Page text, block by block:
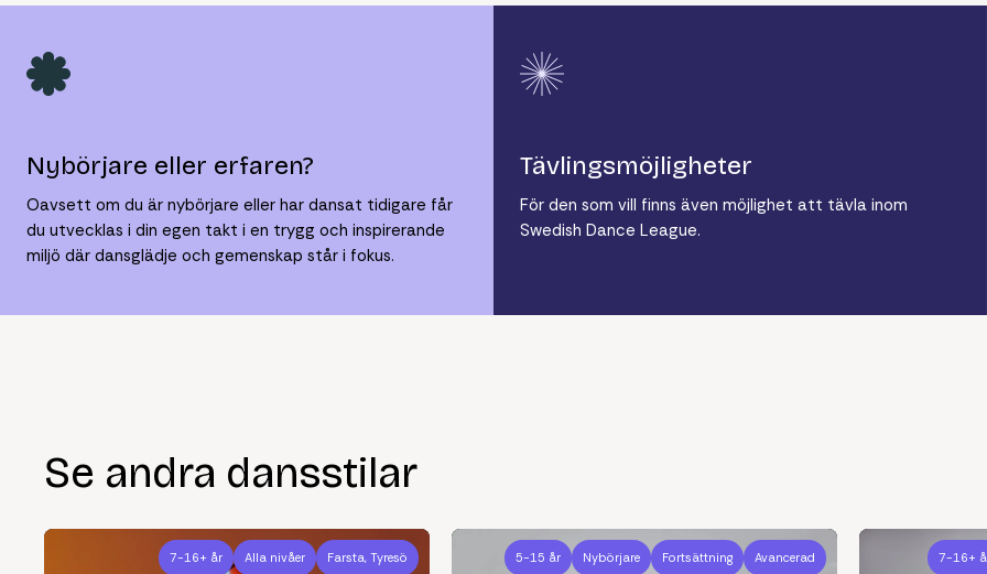
Nybörjare eller erfaren?
Oavsett om du är nybörjare eller har dansat tidigare får
du utvecklas i din egen takt i en trygg och inspirerande
miljö där dansglädje och gemenskap står i fokus.
Tävlingsmöjligheter
För den som vill finns även möjlighet att tävla inom
Swedish Dance League.
Se andra dansstilar
7-16+ år Alla nivåer Farsta, Tyresö 5-15 år Nybörjare Fortsättning Avancerad 7-16+